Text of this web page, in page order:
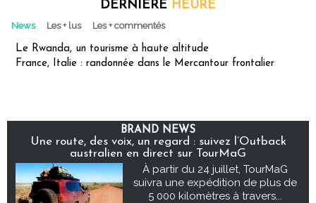
DERNIÈRE HEURE
News Les + lus Les + commentés
Le Rwanda, un tourisme à haute altitude
France, Italie : randonnée dans le Mercantour frontalier
BRAND NEWS
Une route, des voix, un regard : suivez l’Outback
australien en direct sur TourMaG
À partir du 24 juillet, TourMaG
suivra une expédition de plus de
5 000 kilomètres à travers...